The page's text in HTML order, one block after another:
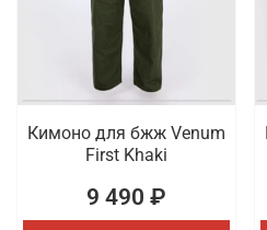
Кимоно для бжж Venum
First Khaki
9 490 ₽